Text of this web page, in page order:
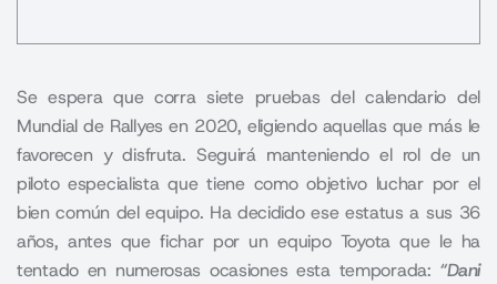
Se espera que corra siete pruebas del calendario del
Mundial de Rallyes en 2020, eligiendo aquellas que más le
favorecen y disfruta. Seguirá manteniendo el rol de un
piloto especialista que tiene como objetivo luchar por el
bien común del equipo. Ha decidido ese estatus a sus 36
años, antes que fichar por un equipo Toyota que le ha
tentado en numerosas ocasiones esta temporada: “Dani